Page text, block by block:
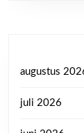
augustus
juli 2026